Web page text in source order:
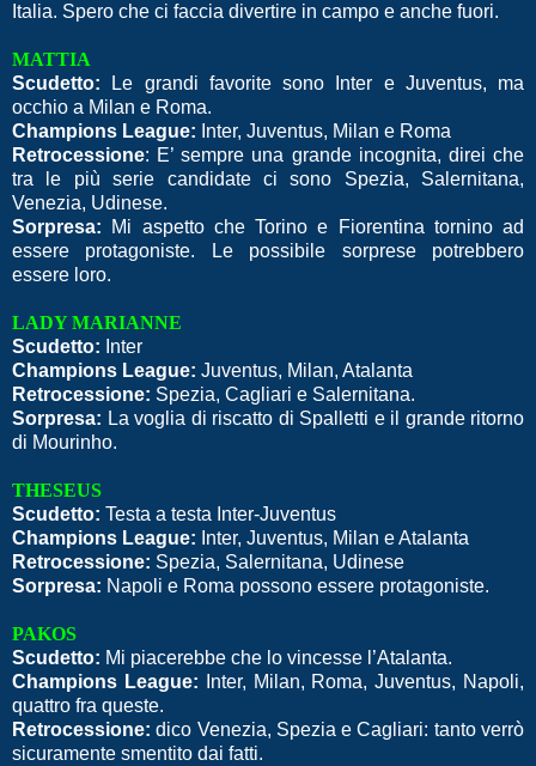
Italia. Spero che ci faccia divertire in campo e anche fuori.
MATTIA
Scudetto:
Le grandi favorite sono Inter e Juventus, ma
occhio a Milan e Roma.
Champions League: Inter, Juventus, Milan e Roma
Retrocessione: E’ sempre una grande incognita, direi che
tra le più serie candidate ci sono Spezia, Salernitana,
Venezia, Udinese.
Sorpresa: Mi aspetto che Torino e Fiorentina tornino ad
essere protagoniste. Le possibile sorprese potrebbero
essere loro.
LADY MARIANNE
Scudetto: Inter
Champions League: Juventus, Milan, Atalanta
Retrocessione: Spezia, Cagliari e Salernitana.
Sorpresa: La voglia di riscatto di Spalletti e il grande ritorno
di Mourinho.
THESEUS
Scudetto: Testa a testa Inter-Juventus
Champions League: Inter, Juventus, Milan e Atalanta
Retrocessione: Spezia, Salernitana, Udinese
Sorpresa: Napoli e Roma possono essere protagoniste.
PAKOS
Scudetto: Mi piacerebbe che lo vincesse l’Atalanta.
Champions League: Inter, Milan, Roma, Juventus, Napoli,
quattro fra queste.
Retrocessione:dico Venezia, Spezia e Cagliari: tanto verrò
sicuramente smentito dai fatti.